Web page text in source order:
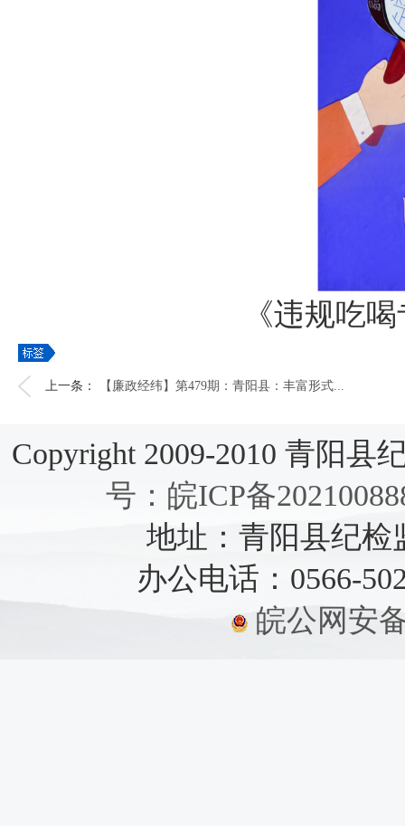
《违规吃
上一条： 【廉政经纬】第479期：青阳县：丰富形式...
Copyright 2009-2010 青阳县
号：皖ICP备
地址：青阳县纪检
办公电话：0566-
皖公网安